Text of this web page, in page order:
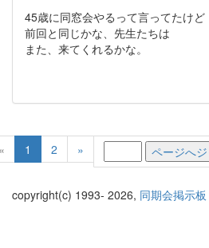
45歳に同窓会やるって言ってたけど
前回と同じかな、先生たちは
また、来てくれるかな。
1 (current)
2 »
copyright(c) 1993- 2026, 同期会掲示板